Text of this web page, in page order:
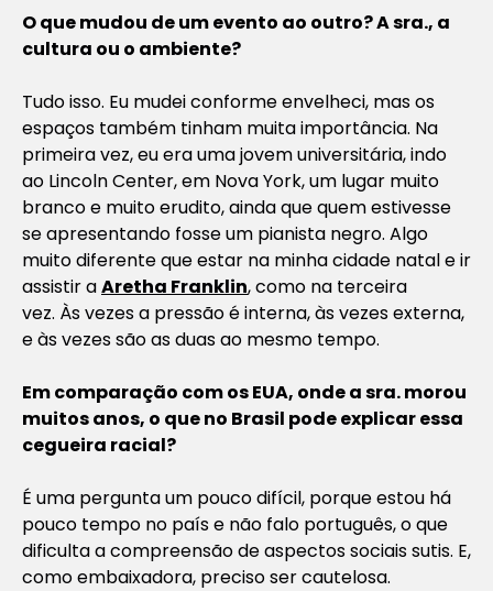
O que mudou de um evento ao outro? A sra., a
cultura ou o ambiente?
Tudo isso. Eu mudei conforme envelheci, mas os
espaços também tinham muita importância. Na
primeira vez, eu era uma jovem universitária, indo
ao Lincoln Center, em Nova York, um lugar muito
branco e muito erudito, ainda que quem estivesse
se apresentando fosse um pianista negro. Algo
muito diferente que estar na minha cidade natal e ir
assistir aAretha Franklin, como na terceira
vez. Às vezes a pressão é interna, às vezes externa,
e às vezes são as duas ao mesmo tempo.
Em comparação com os EUA, onde a sra. morou
muitos anos, o que no Brasil pode explicar essa
cegueira racial?
É uma pergunta um pouco difícil, porque estou há
pouco tempo no país e não falo português, o que
dificulta a compreensão de aspectos sociais sutis. E,
como embaixadora, preciso ser cautelosa.